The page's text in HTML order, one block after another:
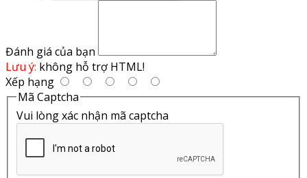
Đánh giá của bạn
Lưu ý: không hỗ trợ HTML!
Xếp hạng
Mã Captcha
Vui lòng xác nhận mã captcha